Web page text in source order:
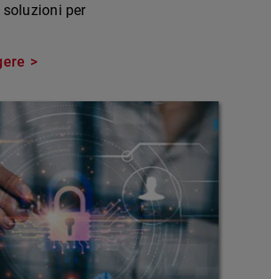
soluzioni per